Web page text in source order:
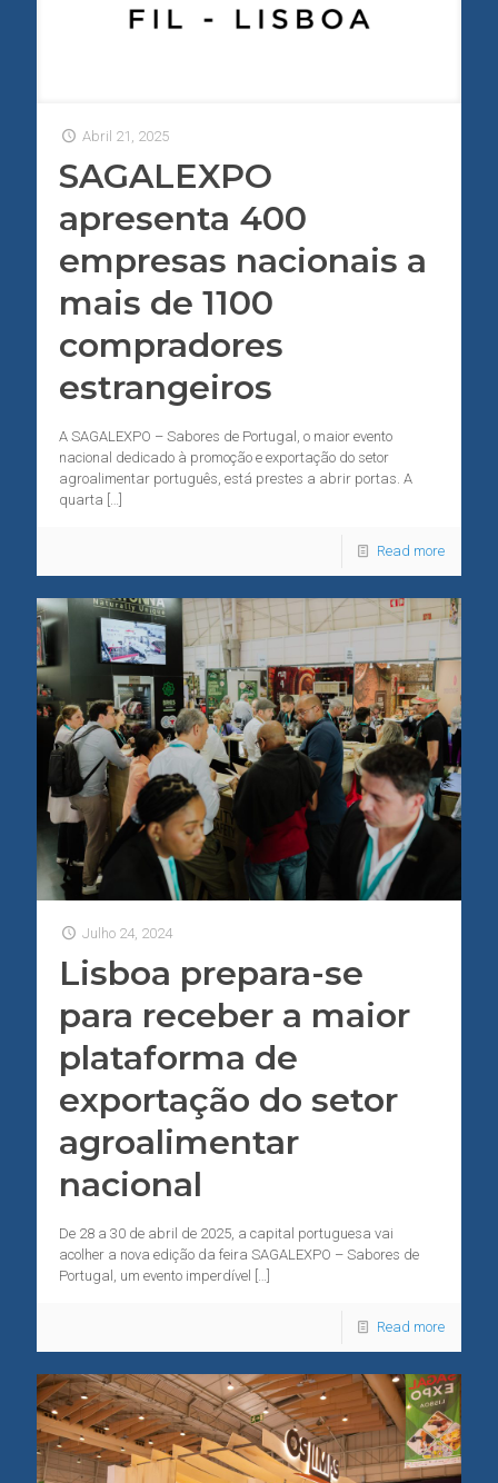
Abril 21, 2025
SAGALEXPO
apresenta 400
empresas nacionais a
mais de 1100
compradores
estrangeiros
A SAGALEXPO – Sabores de Portugal, o maior evento
nacional dedicado à promoção e exportação do setor
agroalimentar português, está prestes a abrir portas. A
quarta […]
Read more
Julho 24, 2024
Lisboa prepara-se
para receber a maior
plataforma de
exportação do setor
agroalimentar
nacional
De 28 a 30 de abril de 2025, a capital portuguesa vai
acolher a nova edição da feira SAGALEXPO – Sabores de
Portugal, um evento imperdível […]
Read more